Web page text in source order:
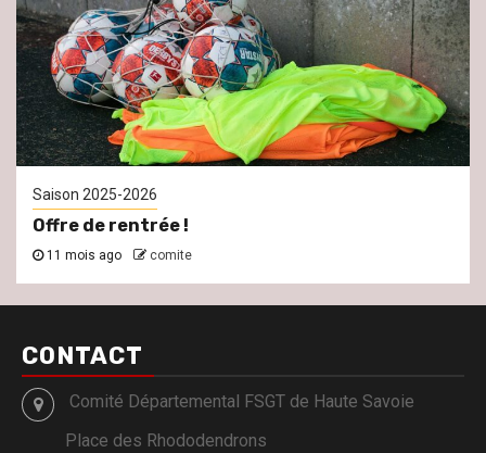
Saison 2025-2026
Offre de rentrée !
11 mois ago comite
CONTACT
Comité Départemental FSGT de Haute Savoie
Place des Rhododendrons